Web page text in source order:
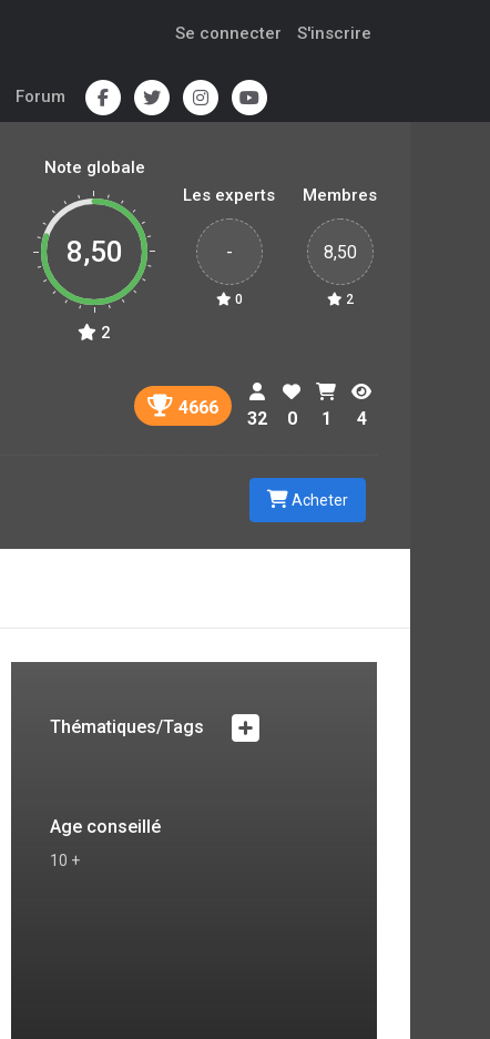
Se connecter S'inscrire
Forum
Note globale
8,50
2
Les experts
-
0
Membres
8,50
2
4666
32 0 1 4
Acheter
Thématiques/Tags
Age conseillé
10 +